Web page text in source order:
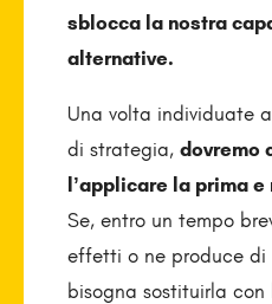
sblocca la nostra
alternative.
Una volta individuate
di strategia, dovremo
l’applicare la prima
Se, entro un tempo
effetti o ne produce di
bisogna sostituirla con